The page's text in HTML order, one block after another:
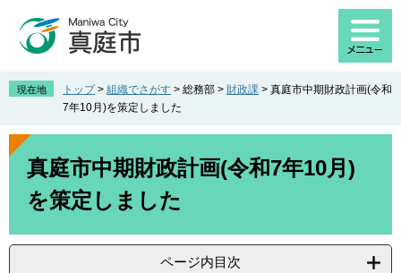
先
。
を
て
現在地 トップ > 組織でさがす > 総務部 > 財政課 > 真庭市中期財政計画(令和
7年10月)を策定しました
本
真庭市中期財政計画(令和7年10月)
を策定しました
ページ内目次